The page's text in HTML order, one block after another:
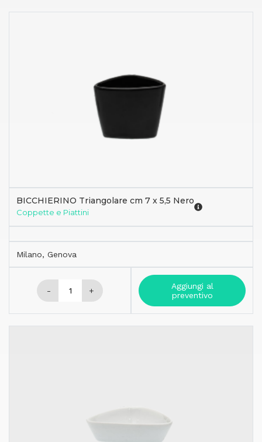
BICCHIERINO Triangolare cm 7 x 5,5 Nero
Coppette e Piattini
Milano, Genova
- +
Aggiungi al
preventivo